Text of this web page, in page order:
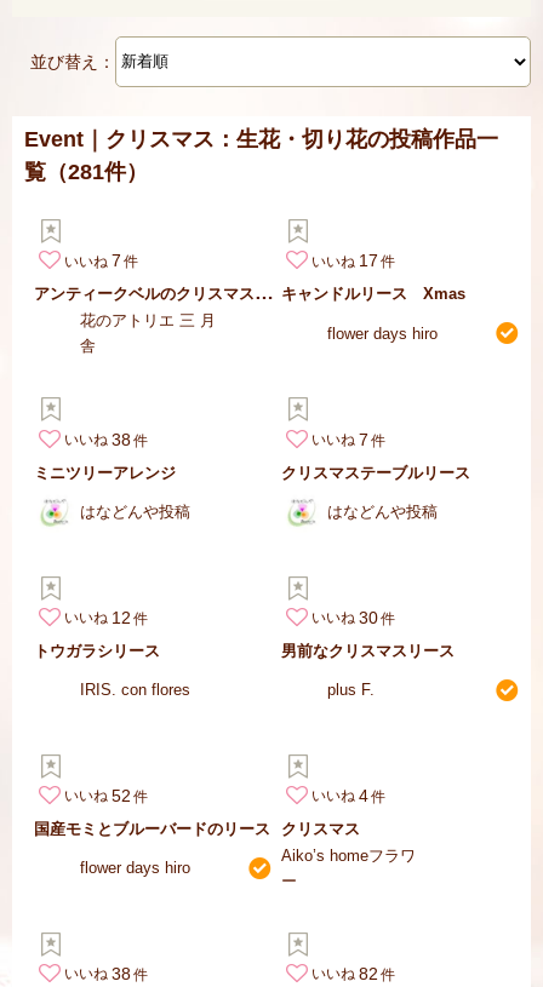
並び替え：
Event｜クリスマス：生花・切り花の投稿作品一
覧 （281件）
いいね 7
ア
ンティークベルのクリスマスリース
花のアトリエ 三 月
舎
いいね 17
キャンドルリース Xmas
flower days hiro
いいね 38
ミニツリーアレンジ
はなどんや投稿
いいね 7
クリスマステーブルリース
はなどんや投稿
いいね 12
トウガラシリース
IRIS. con flores
いいね 30
男前なクリスマスリース
plus F.
いいね 52
国産モミとブルーバードのリース
flower days hiro
いいね 4
クリスマス
Aiko’s homeフラワ
ー
いいね 38 いいね 82